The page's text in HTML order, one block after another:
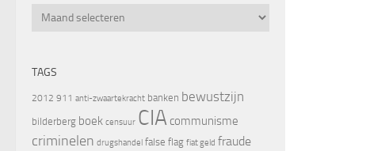
Archief
TAGS
2012 911 anti-zwaartekracht banken bewustzijn
bilderberg boek censuur CIA communisme
criminelen drugshandel false flag fiat geld fraude